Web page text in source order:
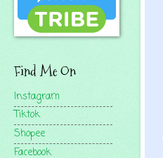
Find Me On
Instagram
Tiktok
Shopee
Facebook